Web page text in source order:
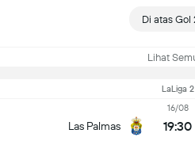
Di atas Gol
Lihat
LaLiga 2
Las Palmas
16/08
19:30